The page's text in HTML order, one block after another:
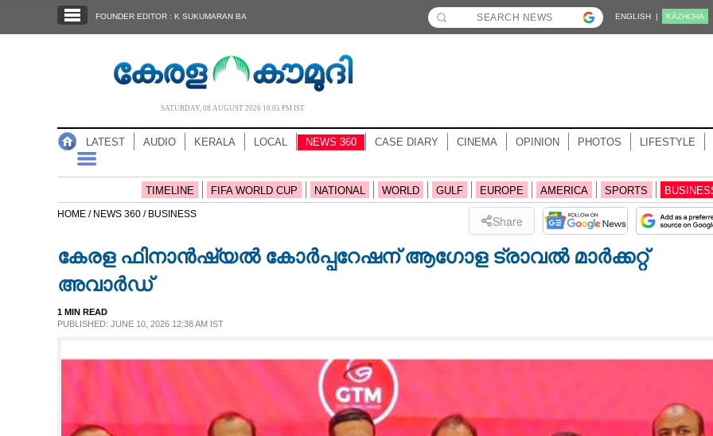
NOTIFIED NEWS
NEWS 360
CASE DIARY
FOUNDER EDITOR : K SUKUMARAN BA ENGLISH | KĀZHCHA
SATURDAY, 08 AUGUST 2026 10.05 PM IST
LATEST AUDIO KERALA LOCAL NEWS 360 CASE DIARY CINEMA OPINION PHOTOS LIFESTYLE
TIMELINE FIFA WORLD CUP NATIONAL WORLD GULF EUROPE AMERICA SPORTS
HOME / NEWS 360 / BUSINESS Share
കേരള ഫിനാൻഷ്യൽ കോർപ്പറേഷന് ആഗോള ട്രാവൽ മാർക്കറ്റ്
അവാർഡ്
1 MIN READ
PUBLISHED: JUNE 10, 2026 12:38 AM IST